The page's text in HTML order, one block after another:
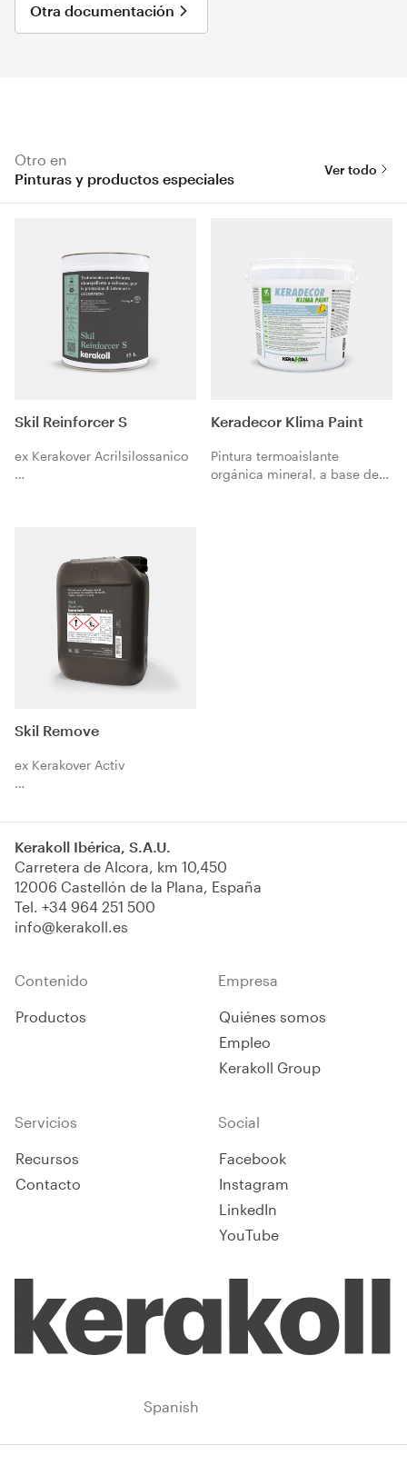
Otra documentación
Otro en
Pinturas y productos especiales
Ver todo
Skil Reinforcer S
ex Kerakover Acrilsilossanico
enfoscados y hormigón.
Keradecor Klima Paint
Pintura termoaislante
orgánica mineral, a base de
Skil Remove
ex Kerakover Activ
Tratamiento al agua para
superficies contra el moho,
las algas, los hongos y los
líquenes. Interiores y
exteriores.
Kerakoll Ibérica, S.A.U.
Carretera de Alcora, km 10,450
12006 Castellón de la Plana, España
Tel. +34 964 251 500
info@kerakoll.es
Contenido
Productos
Empresa
Quiénes somos
Empleo
Kerakoll Group
Servicios
Recursos
Contacto
Social
Facebook
Instagram
LinkedIn
YouTube
Spanish